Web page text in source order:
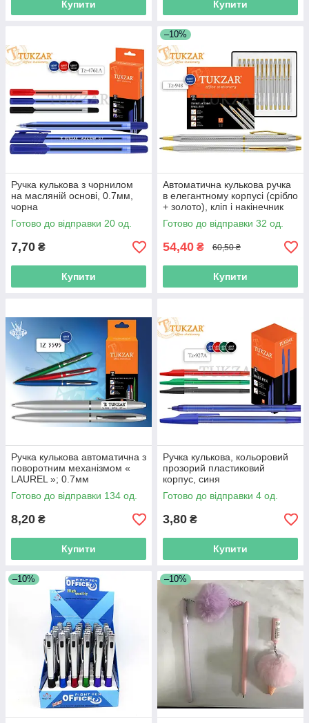
Купити Купити
Ручка кулькова з чорнилом
на масляній основі, 0.7мм,
чорна
Готово до відправки 20 од.
7,70 ₴
Купити
–10%
Автоматична кулькова ручка
в елегантному корпусі (срібло
+ золото), кліп і накінечник
глянцеві (золото).
Готово до відправки 32 од.
54,40 ₴ 60,50 ₴
Купити
Ручка кулькова автоматична з
поворотним механізмом «
LAUREL »; 0.7мм
Готово до відправки 134 од.
8,20 ₴
Купити
Ручка кулькова, кольоровий
прозорий пластиковий
корпус, синя
Готово до відправки 4 од.
3,80 ₴
Купити
–10% –10%